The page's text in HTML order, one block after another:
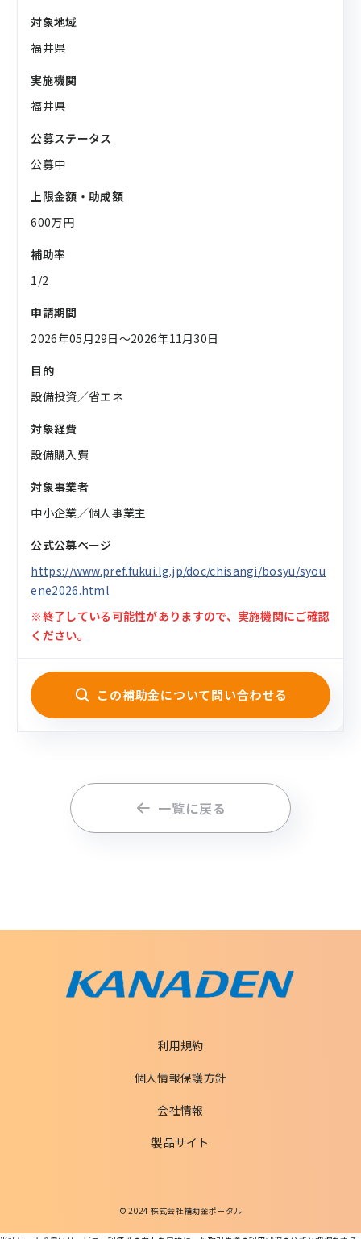
対象地域
福井県
実施機関
福井県
公募ステータス
公募中
上限金額・助成額
600万円
補助率
1/2
申請期間
2026年05月29日〜2026年11月30日
目的
設備投資／省エネ
対象経費
設備購入費
対象事業者
中小企業／個人事業主
公式公募ページ
https://www.pref.fukui.lg.jp/doc/chisangi/bosyu/syou
ene2026.html
※終了している可能性がありますので、実施機関にご確認
ください。
この補助金について問い合わせる
一覧に戻る
利用規約
個人情報保護方針
会社情報
製品サイト
© 2024 株式会社補助金ポータル